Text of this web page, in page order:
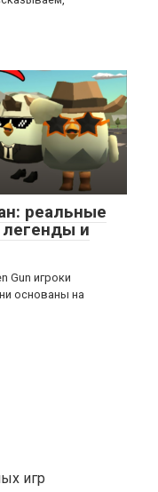
реальные
и
Gun игроки
основаны на
игр